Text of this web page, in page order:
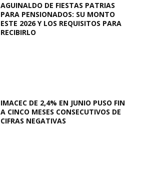
AGUINALDO DE FIESTAS PATRIAS
PARA PENSIONADOS: SU MONTO
ESTE 2026 Y LOS REQUISITOS PARA
RECIBIRLO
IMACEC DE 2,4% EN JUNIO PUSO FIN
A CINCO MESES CONSECUTIVOS DE
CIFRAS NEGATIVAS